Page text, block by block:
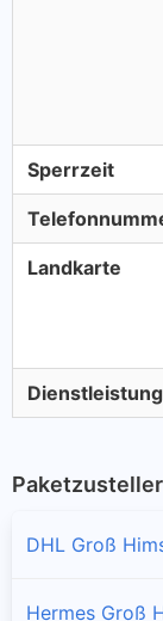
Sperrzeit
Landkarte
Dienstleistung
Paketzusteller
DHL Groß
Hermes Groß